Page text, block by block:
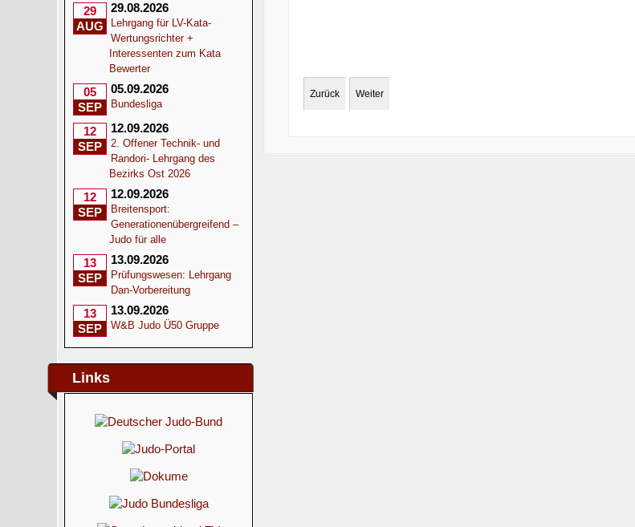
29
AUG
29.08.2026
Lehrgang für LV-Kata-
Wertungsrichter +
Interessenten zum Kata
Bewerter
05
SEP
05.09.2026
Bundesliga
12
SEP
12.09.2026
2. Offener Technik- und
Randori- Lehrgang des
Bezirks Ost 2026
12
SEP
12.09.2026
Breitensport:
Generationenübergreifend –
Judo für alle
13
SEP
13.09.2026
Prüfungswesen: Lehrgang
Dan-Vorbereitung
13
SEP
13.09.2026
W&B Judo Ü50 Gruppe
Links
Zurück Weiter